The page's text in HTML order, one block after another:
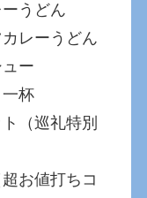
うどん
レーうどん
ー
一杯
（巡礼特別
お値打ちコ